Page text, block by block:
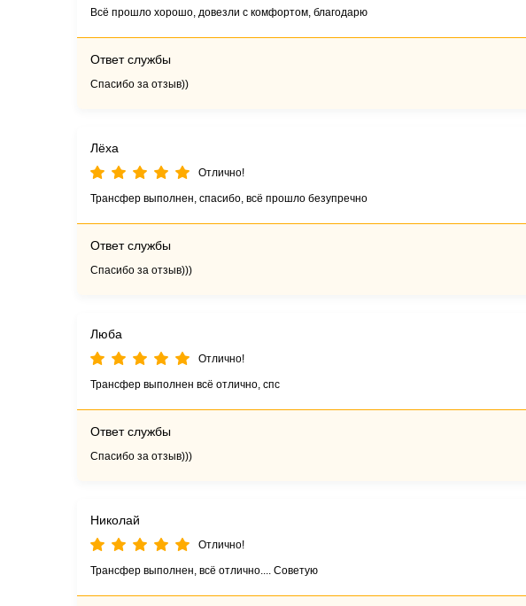
Всё прошло хорошо, довезли с комфортом, благодарю
Ответ службы
Спасибо за отзыв))
Лёха
Отлично!
Трансфер выполнен, спасибо, всё прошло безупречно
Ответ службы
Спасибо за отзыв)))
Люба
Отлично!
Трансфер выполнен всё отлично, спс
Ответ службы
Спасибо за отзыв)))
Николай
Отлично!
Трансфер выполнен, всё отлично.... Советую